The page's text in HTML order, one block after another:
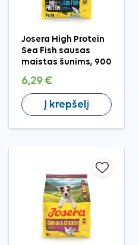
Josera High Protein
Sea Fish sausas
maistas šunims, 900
6,29 €
Į krepšelį